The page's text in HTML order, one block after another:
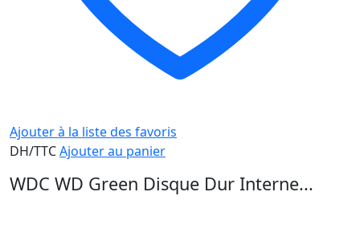
Ajouter à la liste des favoris
DH/TTCAjouter au panier
WDC WD Green Disque Dur Interne...